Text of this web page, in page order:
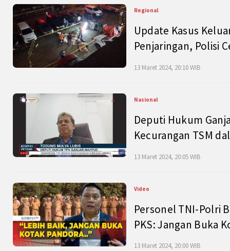
Regional
Update Kasus
Penjaringan, Polisi
13 Maret 2024, 20:10 WIB
Nasional
Deputi Hukum
Kecurangan TSM
13 Maret 2024, 20:05 WIB
Video
Personel TNI-Polri
PKS: Jangan Buka
13 Maret 2024, 20:00 WIB